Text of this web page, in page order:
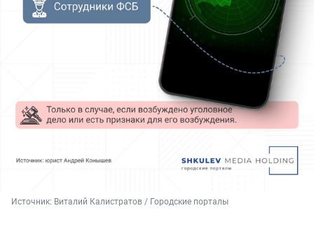
Источник: Виталий Калистратов / Городские порталы